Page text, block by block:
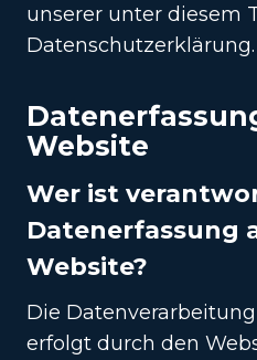
unserer unter diesem
Datenschutzerklärung.
Website
Wer ist
Datenerfassung
Website?
Die
erfolgt durch den